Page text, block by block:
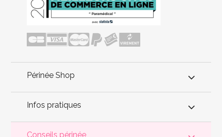
Périnée Shop
Infos pratiques
Conseils périnée